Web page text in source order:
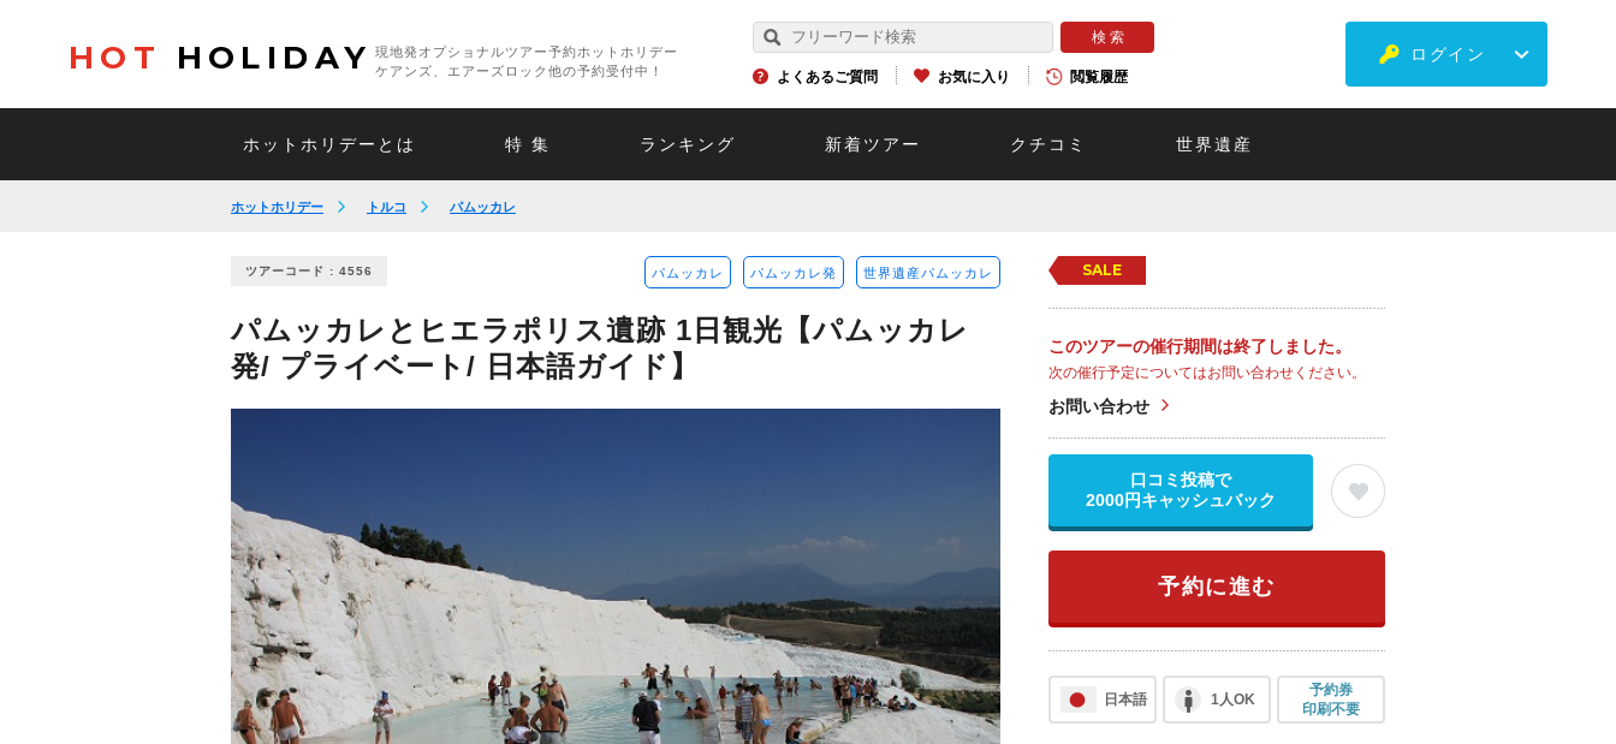
HOT HOLIDAY
現地発オプショナルツアー予約ホットホリデー
ケアンズ、エアーズロック他の予約受付中！
よくあるご質問 お気に入り 閲覧履歴
ログイン
ホットホリデーとは 特 集 ランキング 新着ツアー クチコミ 世界遺産
ホットホリデー トルコ パムッカレ
ツアーコード : 4556 パムッカレ パムッカレ発 世界遺産パムッカレ
パムッカレとヒエラポリス遺跡 1日観光【パムッカレ
発/ プライベート/ 日本語ガイド】
SALE
このツアーの催行期間は終了しました。
次の催行予定についてはお問い合わせください。
お問い合わせ
口コミ投稿で
2000円キャッシュバック
予約に進む
日本語 1人OK
予約券
印刷不要